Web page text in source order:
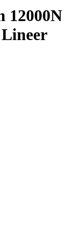
12000N
Lineer